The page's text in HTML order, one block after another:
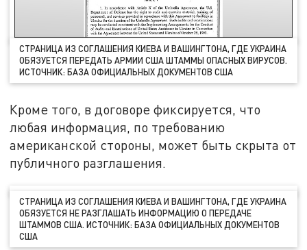
СТРАНИЦА ИЗ СОГЛАШЕНИЯ КИЕВА И ВАШИНГТОНА, ГДЕ УКРАИНА
ОБЯЗУЕТСЯ ПЕРЕДАТЬ АРМИИ США ШТАММЫ ОПАСНЫХ ВИРУСОВ.
ИСТОЧНИК: БАЗА ОФИЦИАЛЬНЫХ ДОКУМЕНТОВ США
Кроме того, в договоре фиксируется, что
любая информация, по требованию
американской стороны, может быть скрыта от
публичного разглашения.
СТРАНИЦА ИЗ СОГЛАШЕНИЯ КИЕВА И ВАШИНГТОНА, ГДЕ УКРАИНА
ОБЯЗУЕТСЯ НЕ РАЗГЛАШАТЬ ИНФОРМАЦИЮ О ПЕРЕДАЧЕ
ШТАММОВ США. ИСТОЧНИК: БАЗА ОФИЦИАЛЬНЫХ ДОКУМЕНТОВ
США